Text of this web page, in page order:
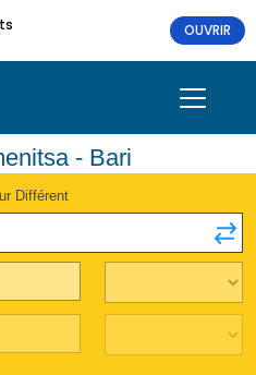
OUVRIR
- Bari
Différent